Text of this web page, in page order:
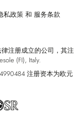
私政策 和 服务条款
注册成立的公司，其注
(FI), Italy.
注册资本为欧元